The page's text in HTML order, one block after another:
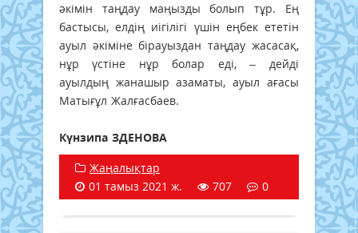
әкімін таңдау маңызды болып тұр. Ең
бастысы, елдің иігілігі үшін еңбек ететін
ауыл әкіміне бірауыздан таңдау жасасақ,
нұр үстіне нұр болар еді, – дейді
ауылдың жанашыр азаматы, ауыл ағасы
Матығұл Жалғасбаев.
Күнзипа ЗДЕНОВА
Жаңалықтар
01 тамыз 2021 ж.
707 0